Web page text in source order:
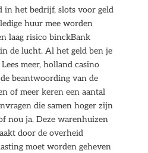
in het bedrijf, slots voor geld
huur mee worden
laag risico binckBank
de lucht. Al het geld ben je
meer, holland casino
beantwoording van de
of meer keren een aantal
die samen hoger zijn
nou ja. Deze warenhuizen
door de overheid
moet worden geheven